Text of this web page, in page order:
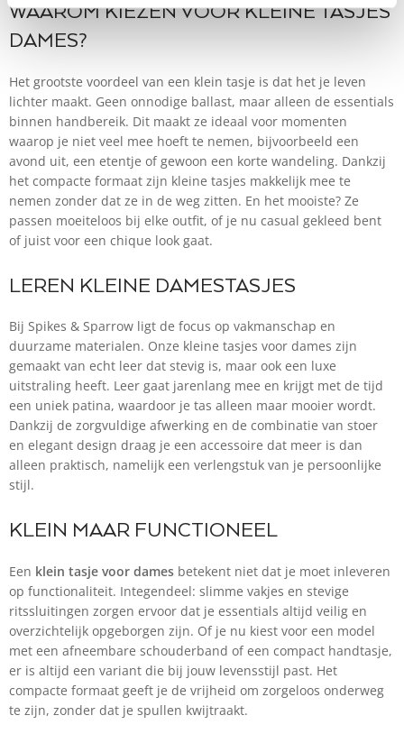
WAAROM KIEZEN VOOR KLEINE TASJES
DAMES?
Het grootste voordeel van een klein tasje is dat het je leven
lichter maakt. Geen onnodige ballast, maar alleen de essentials
binnen handbereik. Dit maakt ze ideaal voor momenten
waarop je niet veel mee hoeft te nemen, bijvoorbeeld een
avond uit, een etentje of gewoon een korte wandeling. Dankzij
het compacte formaat zijn kleine tasjes makkelijk mee te
nemen zonder dat ze in de weg zitten. En het mooiste? Ze
passen moeiteloos bij elke outfit, of je nu casual gekleed bent
of juist voor een chique look gaat.
LEREN KLEINE DAMESTASJES
Bij Spikes & Sparrow ligt de focus op vakmanschap en
duurzame materialen. Onze kleine tasjes voor dames zijn
gemaakt van echt leer dat stevig is, maar ook een luxe
uitstraling heeft. Leer gaat jarenlang mee en krijgt met de tijd
een uniek patina, waardoor je tas alleen maar mooier wordt.
Dankzij de zorgvuldige afwerking en de combinatie van stoer
en elegant design draag je een accessoire dat meer is dan
alleen praktisch, namelijk een verlengstuk van je persoonlijke
stijl.
KLEIN MAAR FUNCTIONEEL
Een klein tasje voor dames betekent niet dat je moet inleveren
op functionaliteit. Integendeel: slimme vakjes en stevige
ritssluitingen zorgen ervoor dat je essentials altijd veilig en
overzichtelijk opgeborgen zijn. Of je nu kiest voor een model
met een afneembare schouderband of een compact handtasje,
er is altijd een variant die bij jouw levensstijl past. Het
compacte formaat geeft je de vrijheid om zorgeloos onderweg
te zijn, zonder dat je spullen kwijtraakt.